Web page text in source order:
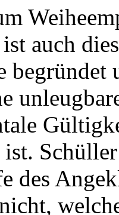
auch
ist.
des